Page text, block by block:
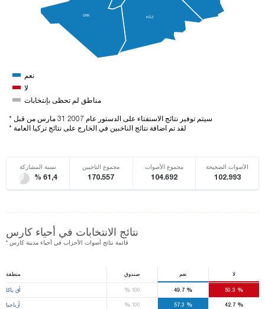
KĞZ
SRK
نعم
لا
مناطق لم تحظى بإنتخابات
* سيتم توفير نتائج الاستفتاء على الدستور عام 2007 31 مارس من قبل
* لقد تم اضافة نتائج الناخبين في الخارج على نتائج تركيا العامة
نسبة المشاركة
% 61,4
مجموع الناخبين
170.557
مجموع الأصوات
104.692
الأصوات الصحيحة
102.993
نتائج الانتخابات في أحياء كارس
* قائمة نتائج أصوات الأحزاب في أحياء مدينة كارس
منطقة صندوق نعم لا
أق ياكا %100 %
49.7 %
أرباجيا %100 % %
42.7